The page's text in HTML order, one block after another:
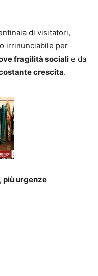
di visitatori,
irrinunciabile per
fragilità sociali e da
crescita.
più urgenze